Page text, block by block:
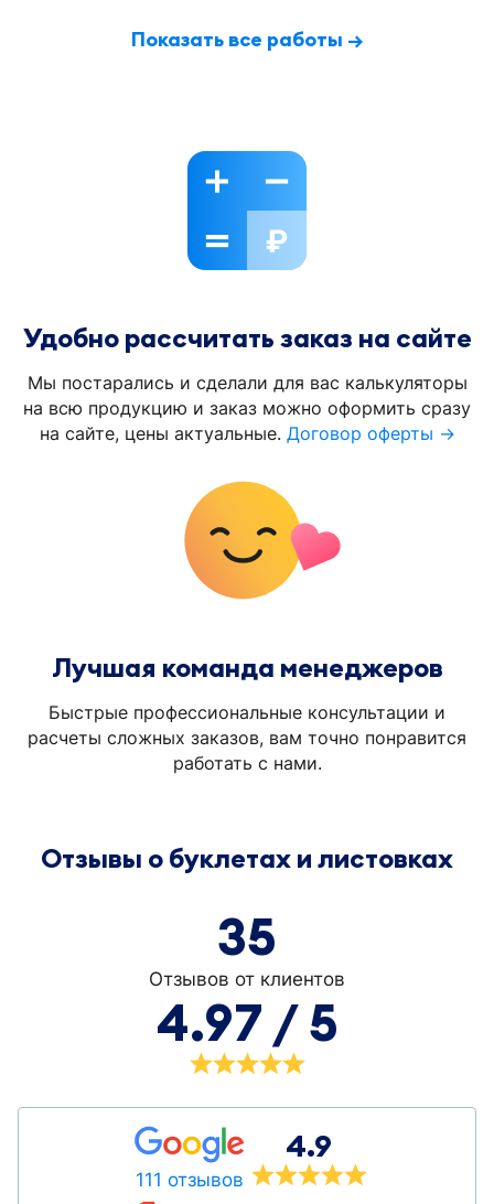
Показать все работы →
Удобно рассчитать заказ на сайте
Мы постарались и сделали для вас калькуляторы
на всю продукцию и заказ можно оформить сразу
на сайте, цены актуальные. Договор оферты →
Лучшая команда менеджеров
Быстрые профессиональные консультации и
расчеты сложных заказов, вам точно понравится
работать с нами.
Отзывы о буклетах и листовках
35
Отзывов от клиентов
4.97 / 5
111 отзывов
4.9